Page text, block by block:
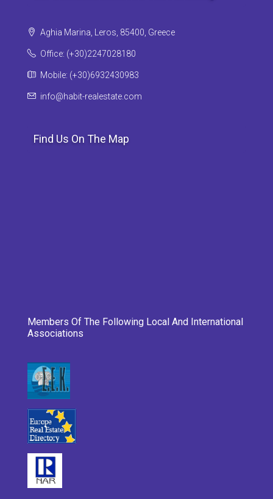
Aghia Marina, Leros, 85400, Greece
Office: (+30)2247028180
Mobile: (+30)6932430983
info@habit-realestate.com
Find Us On The Map
Members Of The Following Local And International
Associations